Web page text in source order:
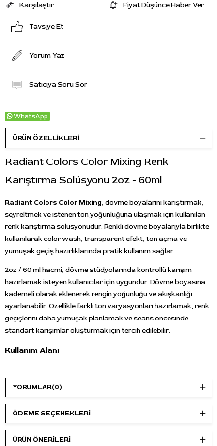
Karşılaştır
Fiyat Düşünce Haber Ver
Tavsiye Et
Yorum Yaz
Satıcıya Soru Sor
WhatsApp
ÜRÜN ÖZELLIKLERI
Radiant Colors Color Mixing Renk
Karıştırma Solüsyonu 2oz - 60ml
Radiant Colors Color Mixing, dövme boyalarını karıştırmak,
seyreltmek ve istenen ton yoğunluğuna ulaşmak için kullanılan
renk karıştırma solüsyonudur. Renkli dövme boyalarıyla birlikte
kullanılarak color wash, transparent efekt, ton açma ve
yumuşak geçiş hazırlıklarında pratik kullanım sağlar.
2oz / 60 ml hacmi, dövme stüdyolarında kontrollü karışım
hazırlamak isteyen kullanıcılar için uygundur. Dövme boyasına
kademeli olarak eklenerek rengin yoğunluğu ve akışkanlığı
ayarlanabilir. Özellikle farklı ton varyasyonları hazırlamak, renk
geçişlerini daha yumuşak planlamak ve seans öncesinde
standart karışımlar oluşturmak için tercih edilebilir.
Kullanım Alanı
hazırlama, seyreltme, ton açma, color wash ve transparent
hazırlamak isteyen dövme sanatçıları için uygundur.
Öne Çıkan Özellikler
YORUMLAR(0)
ÖDEME SEÇENEKLERI
ÜRÜN ÖNERILERI